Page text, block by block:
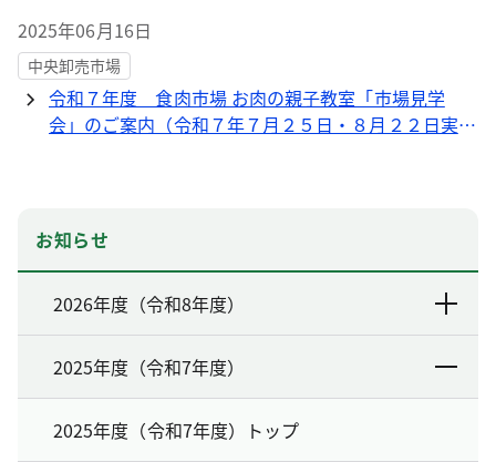
2025年06月16日
中央卸売市場
令和７年度 食肉市場 お肉の親子教室「市場見学
会」のご案内（令和７年７月２５日・８月２２日実
お知らせ
2026年度（令和8年度）
2025年度（令和7年度）
2025年度（令和7年度）トップ